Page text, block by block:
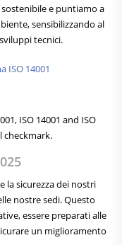
e puntiamo a
sensibilizzando al
tecnici.
ISO 14001
la sicurezza dei nostri
nostre sedi. Questo
essere preparati alle
un miglioramento